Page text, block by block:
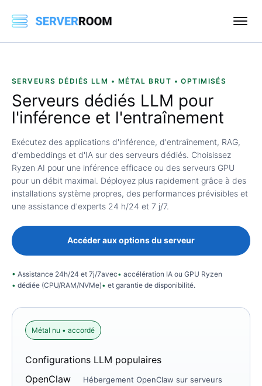
SERVEURS DÉDIÉS LLM • MÉTAL BRUT • OPTIMISÉS
Serveurs dédiés LLM pour
l'inférence et l'entraînement
Exécutez des applications d'inférence, d'entraînement, RAG,
d'embeddings et d'IA sur des serveurs dédiés. Choisissez
Ryzen AI pour une inférence efficace ou des serveurs GPU
pour un débit maximal. Déployez plus rapidement grâce à des
installations système propres, des performances prévisibles et
une assistance d'experts 24 h/24 et 7 j/7.
Accéder aux options du serveur
Assistance 24h/24 et 7j/7avec
accélération IA ou GPU Ryzen
dédiée (CPU/RAM/NVMe)
et garantie de disponibilité.
Métal nu • accordé
Configurations LLM populaires
OpenClaw
Hébergement OpenClaw sur serveurs